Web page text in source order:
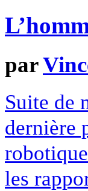
par
Suite de
dernière
les